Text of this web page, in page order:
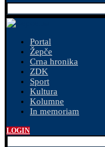
Portal
Žepče
Crna hronika
ZDK
Sport
Kultura
Kolumne
In memoriam
LOGIN